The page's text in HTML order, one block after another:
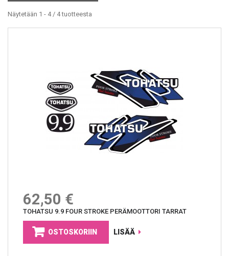
Näytetään 1 - 4 / 4 tuotteesta
62,50 €
TOHATSU 9.9 FOUR STROKE PERÄMOOTTORI TARRAT
OSTOSKORIIN LISÄÄ